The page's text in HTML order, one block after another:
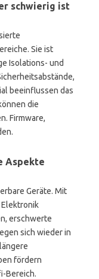
schwierig ist
Sie ist
Isolations- und
beeinflussen das
die
Firmware,
Aspekte
Geräte. Mit
erschwerte
sich wieder in
fördern
Bereich.